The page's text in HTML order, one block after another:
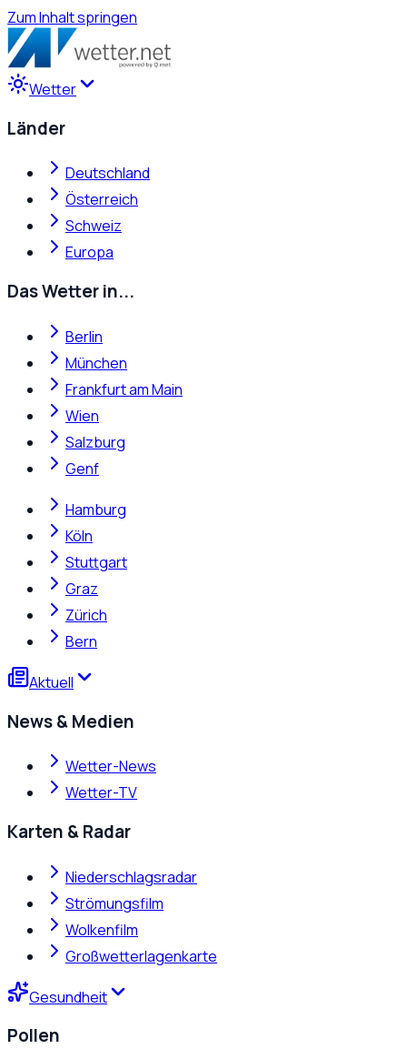
Zum Inhalt springen
Wetter
Länder
Deutschland
Österreich
Schweiz
Europa
Das Wetter in...
Berlin
München
Frankfurt am Main
Wien
Salzburg
Genf
Hamburg
Köln
Stuttgart
Graz
Zürich
Bern
Aktuell
News & Medien
Wetter-News
Wetter-TV
Karten & Radar
Niederschlagsradar
Strömungsfilm
Wolkenfilm
Großwetterlagenkarte
Gesundheit
Pollen